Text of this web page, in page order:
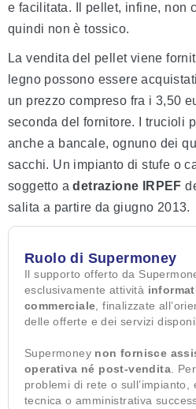
e facilitata. Il pellet, infine, non
quindi non è tossico.
La vendita del pellet viene
legno possono essere
un prezzo compreso fra i 3,50
seconda del fornitore. I trucioli
anche a bancale, ognuno dei
sacchi. Un impianto di stufe o
soggetto adetrazione IRPEF
salita a partire da giugno 2013.
Ruolo di Supermoney
Il supporto offerto da
esclusivamente attività
commerciale , finalizzate
delle offerte e dei servizi
Supermoney non fornisce
operativa né post-vendita .
problemi di rete o
tecnica o amministrativa